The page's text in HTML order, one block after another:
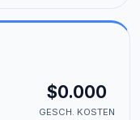
$0.000
GESCH. KOSTEN